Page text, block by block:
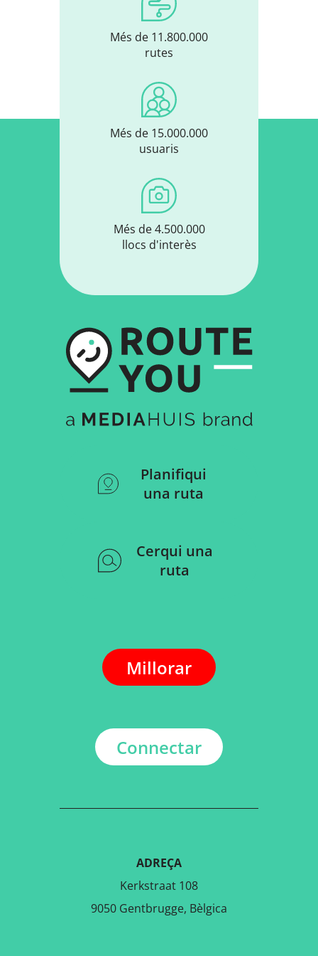
Més de 11.800.000
rutes
Més de 15.000.000
usuaris
Més de 4.500.000
llocs d'interès
Planifiqui
una ruta
Cerqui una
ruta
Millorar
Connectar
ADREÇA
Kerkstraat 108
9050 Gentbrugge, Bèlgica